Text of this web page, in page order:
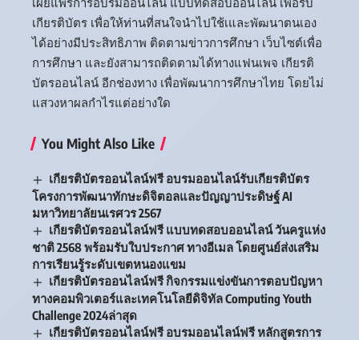
เผยแพร่การอบรมออนไลน์ แบบทดสอบออนไลน์ เพื่อรับ
เกียรติบัตร เพื่อให้ท่านที่สนใจนำไปใช้เและพัฒนาตนเอง
ได้อย่างมีประสิทธิภาพ ติดตามข่าวการศึกษา เว็บไซต์เพื่อ
การศึกษา และยังสามารถติดตามได้ทางแฟนเพจ เกียรติ
บัตรออนไลน์ อีกช่องทาง เพื่อพัฒนาการศึกษาไทย โดยไม่
แสวงหาผลกำไรแต่อย่างใด
You Might Also Like
เกียรติบัตรออนไลน์ฟรี อบรมออนไลน์รับเกียรติบัตร
โครงการพัฒนาทักษะดิจิตอลและปัญญาประดิษฐ์ AI
มหาวิทยาลัยนเรศวร 2567
เกียรติบัตรออนไลน์ฟรี แบบทดสอบออนไลน์ วันครูแห่ง
ชาติ 2568 พร้อมรับใบประกาศ ทางอีเมล โดยศูนย์ส่งเสริม
การเรียนรู้ระดับเขตหนองแขม
เกียรติบัตรออนไลน์ฟรี กิจกรรมแข่งขันการตอบปัญหา
ทางคอมพิวเตอร์และเทคโนโลยีดิจิทัล Computing Youth
Challenge 2024ล่าสุด
เกียรติบัตรออนไลน์ฟรี อบรมออนไลน์ฟรี หลักสูตรการ